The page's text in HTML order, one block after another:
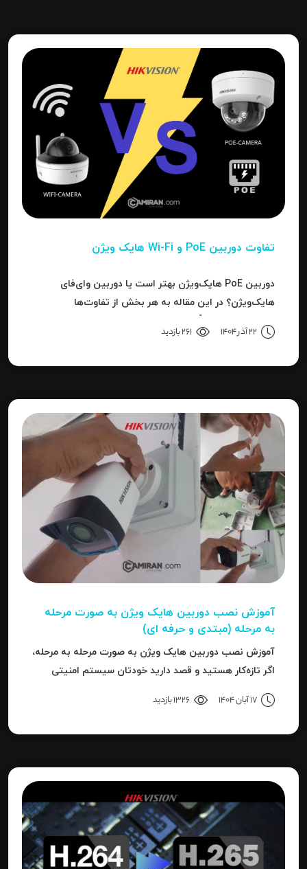
تفاوت دوربین PoE و Wi-Fi هایک‌ ویژن
دوربین PoE هایک‌ویژن بهتر است یا دوربین وای‌فای
هایک‌ویژن؟ در این مقاله به هر بخش از تفاوت‌ها
بهترین انتخاب است.
22 آذر 1404 261 بازدید
آموزش نصب دوربین هایک‌ ویژن به صورت مرحله‌
به‌ مرحله (مبتدی و حرفه ای)
آموزش نصب دوربین هایک‌ ویژن به صورت مرحله‌ به‌ مرحله،
اگر تازه‌کار هستید و قصد دارید خودتان سیستم امنیتی
دقیق‌تری را بدانید، این مقاله برای شما نوشته شده است.
17 آبان 1404 1326 بازدید